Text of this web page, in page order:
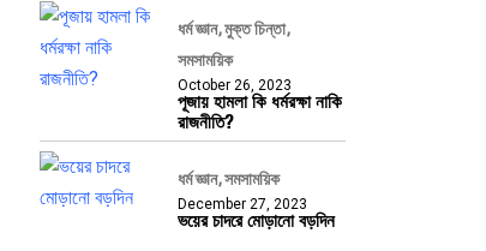
ধর্ম জ্ঞান মুক্ত চিন্তা
সমসাময়িক
October 26, 2023
পূজায় হামলা কি ধর্মরক্ষা নাকি
রাজনীতি?
ধর্ম জ্ঞান সমসাময়িক
December 27, 2023
ভয়ের চাদরে মোড়ানো বড়দিন